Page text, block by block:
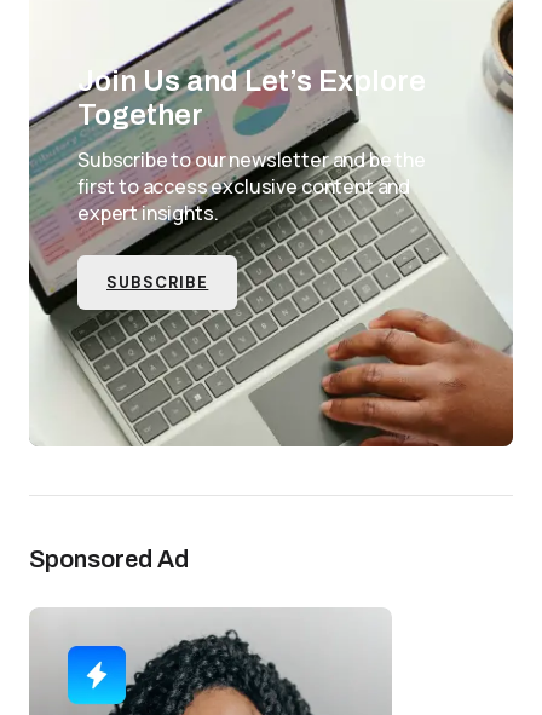
Join Us and Let’s Explore
Together
Subscribe to our newsletter and be the
first to access exclusive content and
expert insights.
SUBSCRIBE
Sponsored Ad